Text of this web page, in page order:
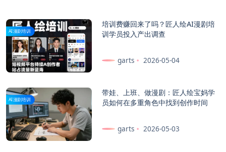
AI漫剧培训
培训费赚回来了吗？匠人绘AI漫剧培
训学员投入产出调查
garts 2026-05-04
AI漫剧培训
带娃、上班、做漫剧：匠人绘宝妈学
员如何在多重角色中找到创作时间
garts 2026-05-03